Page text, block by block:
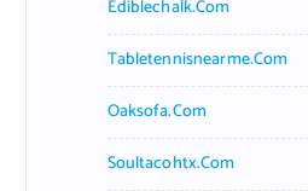
Ediblechalk.com
Tabletennisnearme.com
Oaksofa.com
Soultacohtx.com